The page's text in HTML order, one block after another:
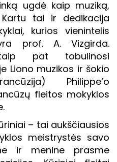
ugdė kaip muziką,
tai ir dedikacija
kurios vienintelis
prof. A. Vizgirda.
pat tobulinosi
Liono muzikos ir šokio
Philippe‘o
fleitos mokyklos
– tai aukščiausios
meistrystės savo
ir menine prasme